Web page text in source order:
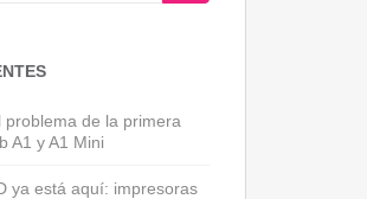
de la primera
A1 y A1 Mini
ya está aquí: impresoras